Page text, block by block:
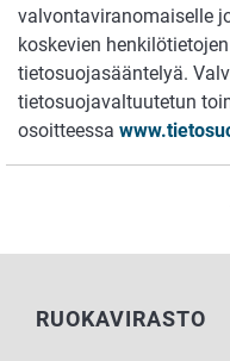
valvontaviranomaiselle
koskevien
tietosuojasääntelyä.
tietosuojavaltuutetun
osoitteessa
RUOKAVIRASTO